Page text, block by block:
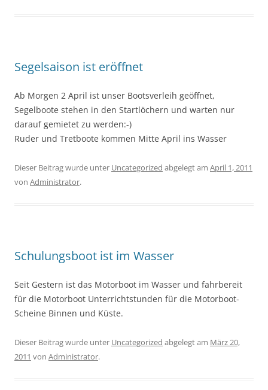
Segelsaison ist eröffnet
Ab Morgen 2 April ist unser Bootsverleih geöffnet,
Segelboote stehen in den Startlöchern und warten nur
darauf gemietet zu werden:-)
Ruder und Tretboote kommen Mitte April ins Wasser
Dieser Beitrag wurde unter Uncategorized abgelegt am April 1, 2011
von Administrator.
Schulungsboot ist im Wasser
Seit Gestern ist das Motorboot im Wasser und fahrbereit
für die Motorboot Unterrichtstunden für die Motorboot-
Scheine Binnen und Küste.
Dieser Beitrag wurde unter Uncategorized abgelegt am März 20,
2011 von Administrator.